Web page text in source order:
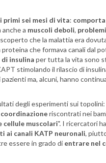
primi sei mesi di vita: comporta
anche a muscoli deboli,
che la malattia era
che formava canali dal
insulina per tutta la vita sono
stimolando il rilascio di
ma, alcuni, hanno
degli esperimenti sui
riscontrati nei
cellule muscolari". I ricercatori
ai canali KATP neuronali,
essere in grado di entrare nel